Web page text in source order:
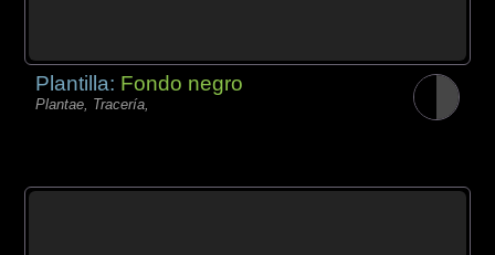
Plantilla: Fondo negro
Plantae, Tracería,